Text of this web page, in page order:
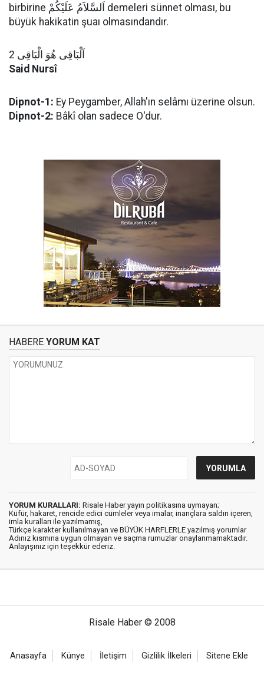
birbirine اَلسَّلاَمُ عَلَيْكُمْ demeleri sünnet olması, bu
büyük hakikatin şuaı olmasındandır.
اَلْبَاقِى هُوَ الْبَاقِى 2
Said Nursî
Dipnot-1: Ey Peygamber, Allah'ın selâmı üzerine olsun.
Dipnot-2: Bâkî olan sadece O'dur.
HABERE YORUM KAT
YORUM KURALLARI: Risale Haber yayın politikasına uymayan;
Küfür, hakaret, rencide edici cümleler veya imalar, inançlara saldırı içeren,
imla kuralları ile yazılmamış,
Türkçe karakter kullanılmayan ve BÜYÜK HARFLERLE yazılmış yorumlar
Adınız kısmına uygun olmayan ve saçma rumuzlar onaylanmamaktadır.
Anlayışınız için teşekkür ederiz.
Risale Haber © 2008
Anasayfa Künye İletişim Gizlilik İlkeleri Sitene Ekle